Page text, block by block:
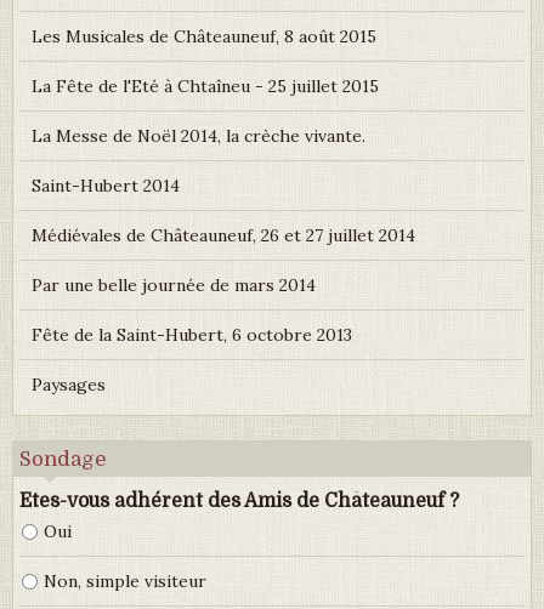
Les Musicales de Châteauneuf, 8 août 2015
La Fête de l'Eté à Chtaîneu - 25 juillet 2015
La Messe de Noël 2014, la crèche vivante.
Saint-Hubert 2014
Médiévales de Châteauneuf, 26 et 27 juillet 2014
Par une belle journée de mars 2014
Fête de la Saint-Hubert, 6 octobre 2013
Paysages
Sondage
Etes-vous adhérent des Amis de Châteauneuf ?
Oui
Non, simple visiteur